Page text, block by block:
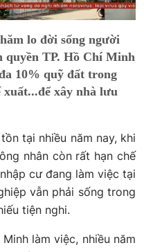
lo đời sống người
quyền TP. Hồ Chí Minh
10% quỹ đất trong
xuất...để xây nhà lưu
tại nhiều năm nay, khi
nhân còn rất hạn chế
cư đang làm việc tại
vẫn phải sống trong
tiện nghi.
làm việc, nhiều năm